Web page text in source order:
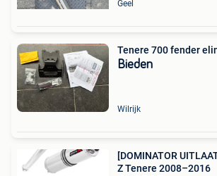
Geel
Tenere 700 fender
Bieden
Wilrijk
[DOMINATOR
Z Tenere 2008–2016